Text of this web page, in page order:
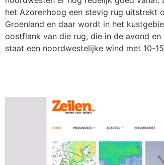
het Azorenhoog een stevig rug uitstrekt
Groenland en daar wordt in het
oostflank van die rug, die in de avond
staat een noordwestelijke wind met 10-